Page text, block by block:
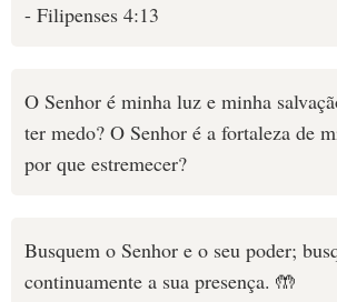
- Filipenses 4:13
O Senhor é minha luz e minha
ter medo? O Senhor é a fortaleza de
por que estremecer?
Busquem o Senhor e o seu poder;
continuamente a sua presença. 🤲